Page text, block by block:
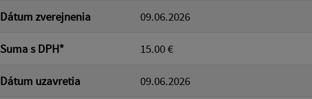
Dátum zverejnenia 09.06.2026
Suma s DPH* 15.00 €
Dátum uzavretia 09.06.2026